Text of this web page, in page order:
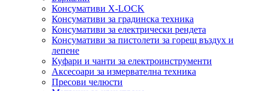
Консумативи X-LOCK
Консумативи за градинска техника
Консумативи за електрически рендета
Консумативи за пистолети за горещ въздух и
лепене
Куфари и чанти за електроинструменти
Аксесоари за измервателна техника
Пресови челюсти